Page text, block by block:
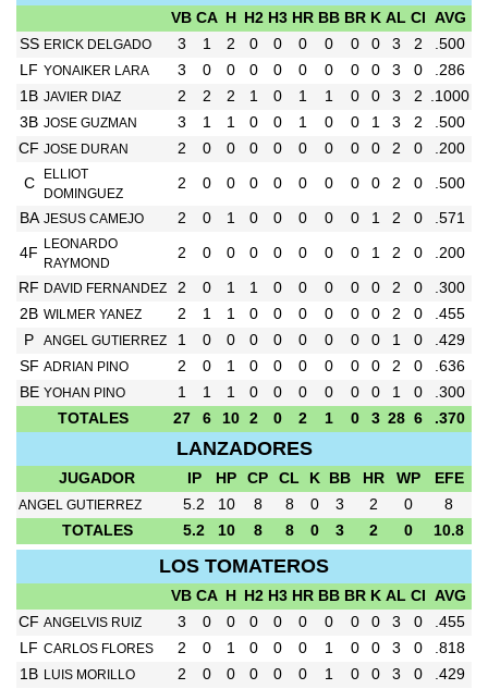
VB CA H H2 H3 HR BB BR K AL CI AVG
SS ERICK DELGADO 3 1 2 0 0 0 0 0 0 3 2
.500
LF YONAIKER LARA 3 0 0 0 0 0 0 0 0 3 0
.286
1B JAVIER DIAZ 2 2 2 1 0 1 1 0 0 3 2
.1000
3B JOSE GUZMAN 3 1 1 0 0 1 0 0 1 3 2
.500
CF JOSE DURAN 2 0 0 0 0 0 0 0 0 2 0 .200
C
ELLIOT
DOMINGUEZ
2 0 0 0 0 0 0 0 0 2 0 .500
BA JESUS CAMEJO 2 0 1 0 0 0 0 0 1 2 0 .571
4F
LEONARDO
RAYMOND
2 0 0 0 0 0 0 0 1 2 0 .200
RF DAVID FERNANDEZ 2 0 1 1 0 0 0 0 0 2 0
.300
2B WILMER YANEZ 2 1 1 0 0 0 0 0 0 2 0
.455
P
ANGEL GUTIERREZ 1 0 0 0 0 0 0 0 0 1 0
.429
SF ADRIAN PINO 2 0 1 0 0 0 0 0 0 2 0
.636
BE YOHAN PINO 1 1 1 0 0 0 0 0 0 1 0
.300
TOTALES
27 6 10 2 0 2 1 0 3 28 6 .370
LANZADORES
JUGADOR IP HP CP CL K BB HR WP EFE
ANGEL GUTIERREZ 5.2 10 8 8 0 3 2 0
8
TOTALES
5.2 10 8 8 0 3 2 0 10.8
LOS TOMATEROS
VB CA H H2 H3 HR BB BR K AL CI AVG
CF ANGELVIS RUIZ 3 0 0 0 0 0 0 0 0 3 0
.455
LF CARLOS FLORES 2 0 1 0 0 0 1 0 0 3 0
.818
1B LUIS MORILLO 2 0 0 0 0 0 1 0 0 3 0
.429